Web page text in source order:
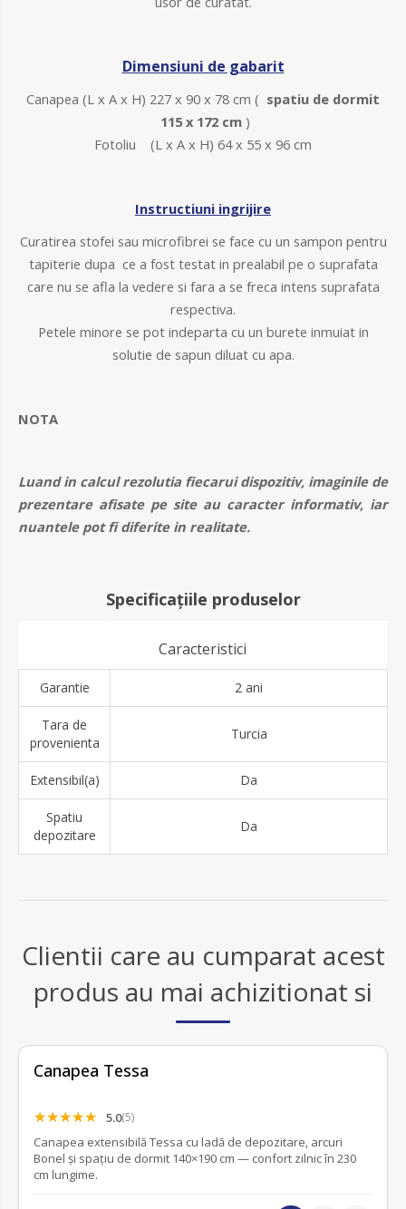
Dimensiuni de gabarit
Canapea (L x A x H) 227 x 90 x 78 cm ( spatiu de dormit
115 x 172 cm)
Fotoliu (L x A x H) 64 x 55 x 96 cm
Instructiuni ingrijire
Curatirea stofei sau microfibrei se face cu un sampon pentru
tapiterie dupa ce a fost testat in prealabil pe o suprafata
care nu se afla la vedere si fara a se freca intens suprafata
respectiva.
Petele minore se pot indeparta cu un burete inmuiat in
solutie de sapun diluat cu apa.
NOTA
Luand in calcul rezolutia fiecarui dispozitiv, imaginile de
prezentare afisate pe site au caracter informativ, iar
nuantele pot fi diferite in realitate.
Specificațiile produselor
Caracteristici
Garantie 2 ani
Tara de
provenienta
Turcia
Extensibil(a) Da
Spatiu
depozitare
Da
Clientii care au cumparat acest
produs au mai achizitionat si
Canapea Tessa
5.0(5)
Canapea extensibilă Tessa cu ladă de depozitare, arcuri
Bonel și spațiu de dormit 140×190 cm — confort zilnic în 230
cm lungime.